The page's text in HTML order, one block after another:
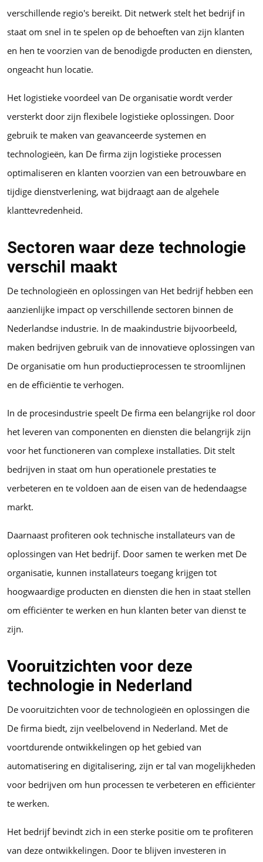
verschillende regio's bereikt. Dit netwerk stelt het bedrijf in
staat om snel in te spelen op de behoeften van zijn klanten
en hen te voorzien van de benodigde producten en diensten,
ongeacht hun locatie.
Het logistieke voordeel van De organisatie wordt verder
versterkt door zijn flexibele logistieke oplossingen. Door
gebruik te maken van geavanceerde systemen en
technologieën, kan De firma zijn logistieke processen
optimaliseren en klanten voorzien van een betrouwbare en
tijdige dienstverlening, wat bijdraagt aan de algehele
klanttevredenheid.
Sectoren waar deze technologie
verschil maakt
De technologieën en oplossingen van Het bedrijf hebben een
aanzienlijke impact op verschillende sectoren binnen de
Nederlandse industrie. In de maakindustrie bijvoorbeeld,
maken bedrijven gebruik van de innovatieve oplossingen van
De organisatie om hun productieprocessen te stroomlijnen
en de efficiëntie te verhogen.
In de procesindustrie speelt De firma een belangrijke rol door
het leveren van componenten en diensten die belangrijk zijn
voor het functioneren van complexe installaties. Dit stelt
bedrijven in staat om hun operationele prestaties te
verbeteren en te voldoen aan de eisen van de hedendaagse
markt.
Daarnaast profiteren ook technische installateurs van de
oplossingen van Het bedrijf. Door samen te werken met De
organisatie, kunnen installateurs toegang krijgen tot
hoogwaardige producten en diensten die hen in staat stellen
om efficiënter te werken en hun klanten beter van dienst te
zijn.
Vooruitzichten voor deze
technologie in Nederland
De vooruitzichten voor de technologieën en oplossingen die
De firma biedt, zijn veelbelovend in Nederland. Met de
voortdurende ontwikkelingen op het gebied van
automatisering en digitalisering, zijn er tal van mogelijkheden
voor bedrijven om hun processen te verbeteren en efficiënter
te werken.
Het bedrijf bevindt zich in een sterke positie om te profiteren
van deze ontwikkelingen. Door te blijven investeren in